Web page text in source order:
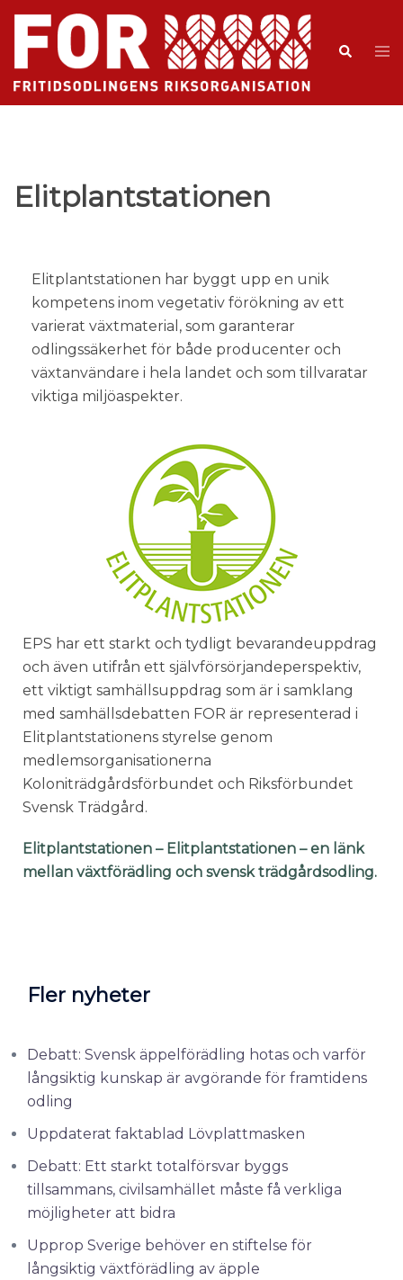
Elitplantstationen
Elitplantstationen har byggt upp en unik
kompetens inom vegetativ förökning av ett
varierat växtmaterial, som garanterar
odlingssäkerhet för både producenter och
växtanvändare i hela landet och som tillvaratar
viktiga miljöaspekter.
EPS har ett starkt och tydligt bevarandeuppdrag
och även utifrån ett självförsörjandeperspektiv,
ett viktigt samhällsuppdrag som är i samklang
med samhällsdebatten FOR är representerad i
Elitplantstationens styrelse genom
medlemsorganisationerna
Koloniträdgårdsförbundet och Riksförbundet
Svensk Trädgård.
Elitplantstationen – Elitplantstationen – en länk
mellan växtförädling och svensk trädgårdsodling.
Fler nyheter
Debatt: Svensk äppelförädling hotas och varför
långsiktig kunskap är avgörande för framtidens
odling
Uppdaterat faktablad Lövplattmasken
Debatt: Ett starkt totalförsvar byggs
tillsammans, civilsamhället måste få verkliga
möjligheter att bidra
Upprop Sverige behöver en stiftelse för
långsiktig växtförädling av äpple